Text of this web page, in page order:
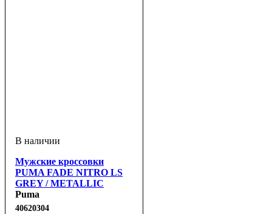
Мужские кроссовки
PUMA FADE NITRO LS
GREY / METALLIC
SILVER
Puma
40620304